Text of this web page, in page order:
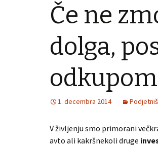
Če ne
dolga,
1. decembra 2014
V življenju smo primorani
avto ali kakršnekoli druge